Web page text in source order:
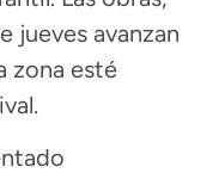
jueves avanzan
zona esté